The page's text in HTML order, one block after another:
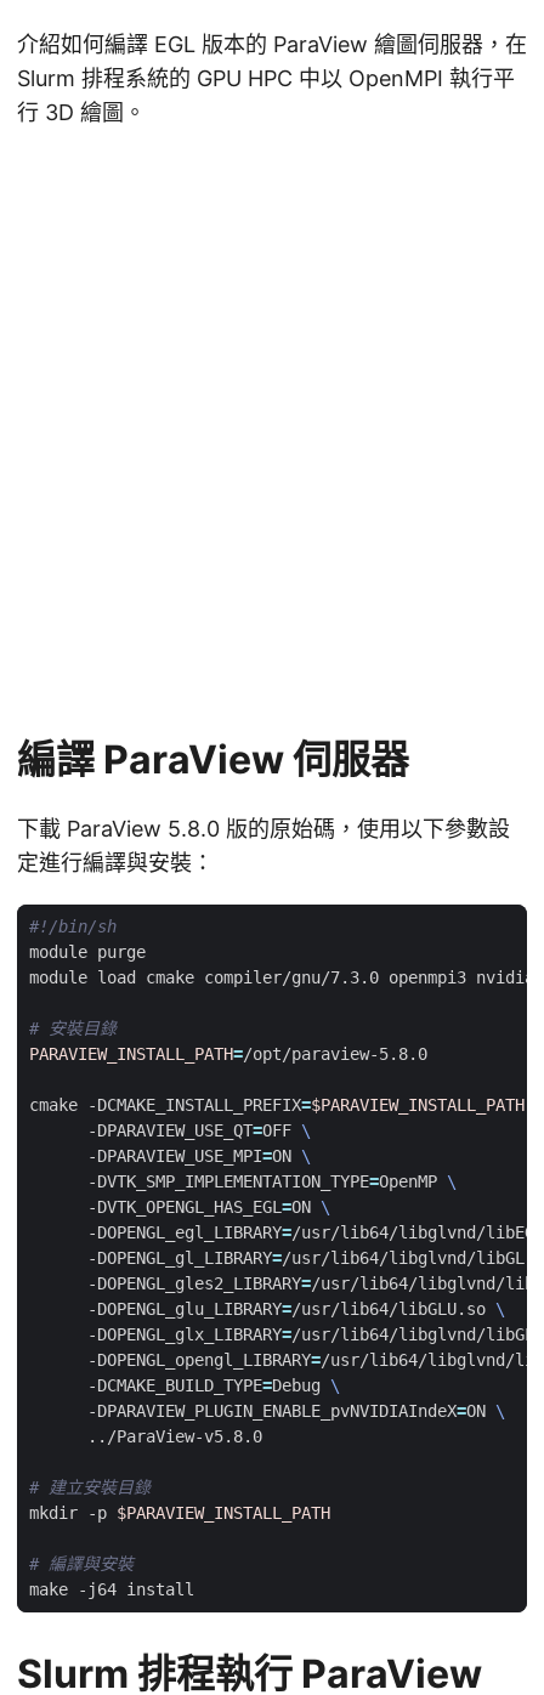
介紹如何編譯 EGL 版本的 ParaView 繪圖伺服器，在
Slurm 排程系統的 GPU HPC 中以 OpenMPI 執行平
行 3D 繪圖。
編譯 ParaView 伺服器
下載 ParaView 5.8.0 版的原始碼，使用以下參數設
定進行編譯與安裝：
# 安裝目錄
PARAVIEW_INSTALL_PATH=
cmake -DCMAKE_INSTALL_PREFIX=$PARAVIEW_INSTALL_PATH
      -DPARAVIEW_USE_QT
=OFF
      -DPARAVIEW_USE_MPI
=ON
      -DVTK_SMP_IMPLEMENTATION_TYPE
=OpenMP
      -DVTK_OPENGL_HAS_EGL
=ON
      -DOPENGL_egl_LIBRARY
=/usr/lib64/libglvnd/
      -DOPENGL_gl_LIBRARY
=/usr/lib64/libglvnd/
      -DOPENGL_gles2_LIBRARY
=/usr/lib64/libglvnd/
      -DOPENGL_glu_LIBRARY
=/usr/lib64/libGLU.so
      -DOPENGL_glx_LIBRARY
=/usr/lib64/libglvnd/
      -DOPENGL_opengl_LIBRARY
=/usr/lib64/libglvnd/
      -DCMAKE_BUILD_TYPE
=Debug
      -DPARAVIEW_PLUGIN_ENABLE_pvNVIDIAIndeX
=ON
# 建立安裝目錄
mkdir -p $PARAVIEW_INSTALL_PATH
# 編譯與安裝
Slurm 排程執行 ParaView